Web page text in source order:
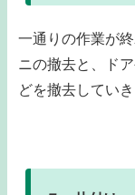
一通りの作業が
ニの撤去と、ド
どを撤去していき